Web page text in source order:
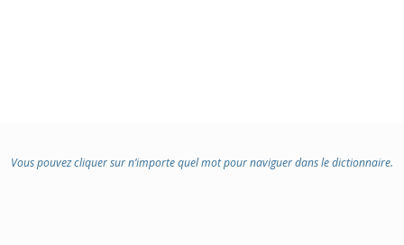
Vous pouvez cliquer sur n’importe quel mot pour naviguer dans le dictionnaire.